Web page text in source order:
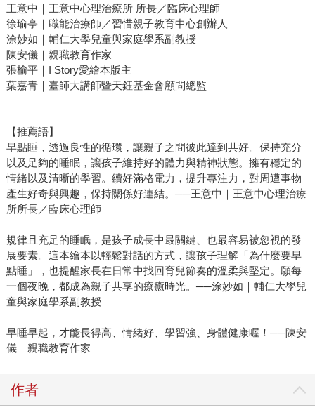
王意中｜王意中心理治療所 所長／臨床心理師
徐瑜亭｜職能治療師／習惜親子教育中心創辦人
涂妙如｜輔仁大學兒童與家庭學系副教授
陳安儀｜親職教育作家
張榆平｜I Story愛繪本版主
葉嘉青｜臺師大講師暨天鈺基金會顧問總監
【推薦語】
早點睡，透過良性的循環，讓親子之間彼此達到共好。保持充分
以及足夠的睡眠，讓孩子維持好的體力與精神狀態。擁有穩定的
情緒以及清晰的學習。續好滿格電力，提升專注力，對周遭事物
產生好奇與興趣，保持關係好連結。──王意中｜王意中心理治療
所所長／臨床心理師
規律且充足的睡眠，是孩子成長中最關鍵、也最容易被忽視的發
展要素。這本繪本以輕鬆對話的方式，讓孩子理解「為什麼要早
點睡」，也提醒家長在日常中找回育兒節奏的溫柔與堅定。願每
一個夜晚，都成為親子共享的療癒時光。──涂妙如｜輔仁大學兒
童與家庭學系副教授
早睡早起，才能長得高、情緒好、學習強、身體健康喔！──陳安
儀｜親職教育作家
作者